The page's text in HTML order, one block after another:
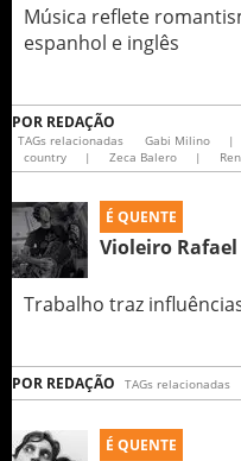
Música reflete
espanhol e inglês
POR REDAÇÃO
TAGs relacionadas Gabi Milino |
country
| Zeca Balero |
É QUENTE
Violeiro
Trabalho traz
POR REDAÇÃO TAGs relacionadas
É QUENTE